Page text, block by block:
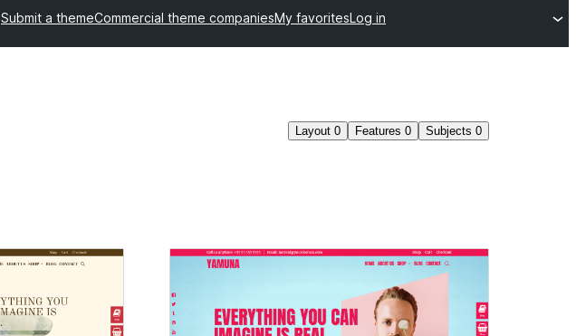
Submit a themeCommercial theme companiesMy favoritesLog in
Layout 0 Features 0 Subjects 0